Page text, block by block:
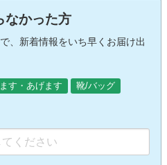
なかった方
、新着情報をいち早くお届け出
す・あげます
靴/バッグ